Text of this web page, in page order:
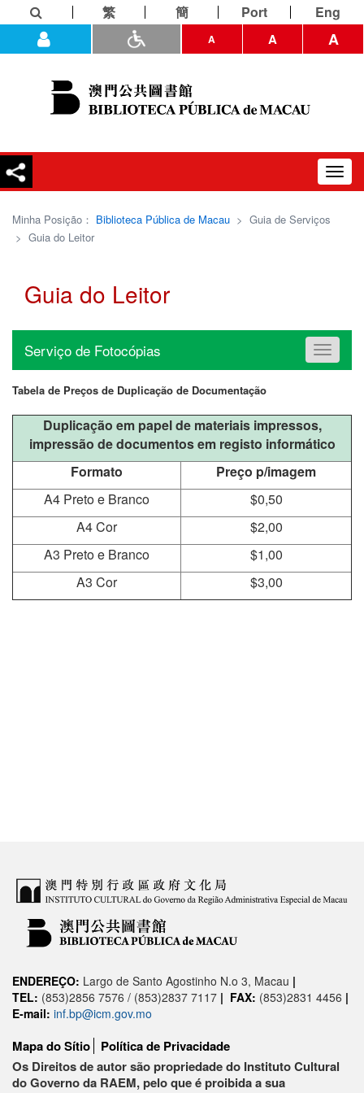
繁 簡 Port Eng
A A A
Minha Posição： Biblioteca Pública de Macau > Guia de Serviços
> Guia do Leitor
Guia do Leitor
Serviço de Fotocópias
Toggle
Tabela de Preços de Duplicação de Documentação
Duplicação em papel de materiais impressos,
impressão de documentos em registo informático
Formato
Preço p/imagem
A4 Preto e Branco
$0,50
A4 Cor
$2,00
A3 Preto e Branco
$1,00
A3 Cor
$3,00
ENDEREÇO: Largo de Santo Agostinho N.o 3, Macau |
TEL: (853)2856 7576 / (853)2837 7117 | FAX: (853)2831 4456 |
E-mail: inf.bp@icm.gov.mo
Mapa do Sítio
Política de Privacidade
Os Direitos de autor são propriedade do Instituto Cultural
do Governo da RAEM, pelo que é proibida a sua